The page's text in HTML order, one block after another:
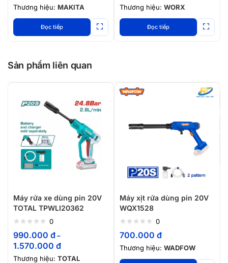
Thương hiệu: MAKITA
Đọc tiếp
Thương hiệu: WORX
Đọc tiếp
Sản phẩm liên quan
Máy rửa xe dùng pin 20V
TOTAL TPWLI20362
0
990.000 đ–
1.570.000 đ
Thương hiệu: TOTAL
Máy xịt rửa dùng pin 20V
WQX1528
0
700.000 đ
Thương hiệu: WADFOW